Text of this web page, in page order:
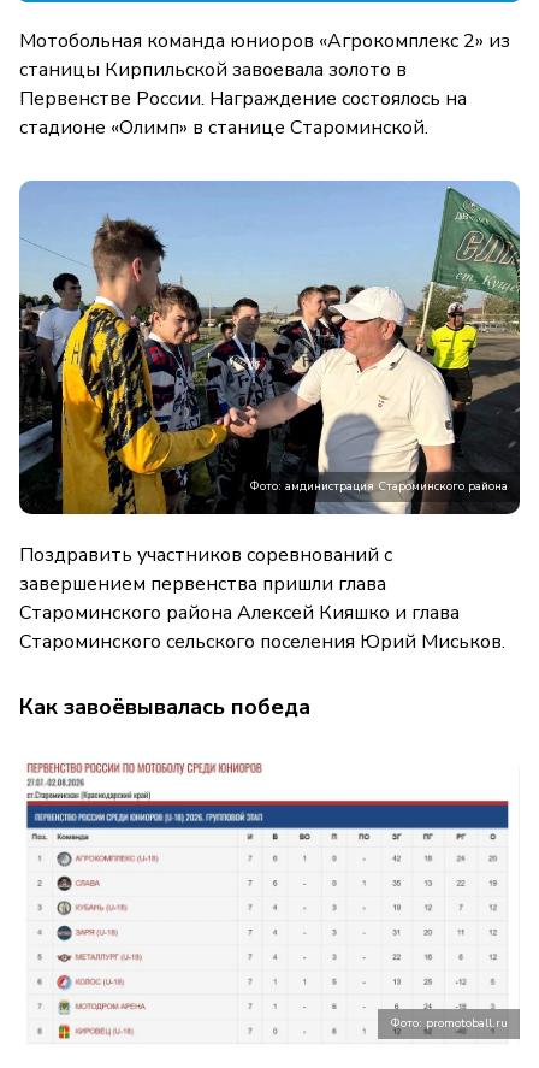
Мотобольная команда юниоров «Агрокомплекс 2» из
станицы Кирпильской завоевала золото в
Первенстве России. Награждение состоялось на
стадионе «Олимп» в станице Староминской.
Фото: амдинистрация Староминского района
Поздравить участников соревнований с
завершением первенства пришли глава
Староминского района Алексей Кияшко и глава
Староминского сельского поселения Юрий Миськов.
Как завоёвывалась победа
Фото: promotoball.ru